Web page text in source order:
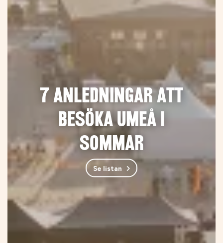
7 anledningar att
besöka Umeå i
sommar
Se listan